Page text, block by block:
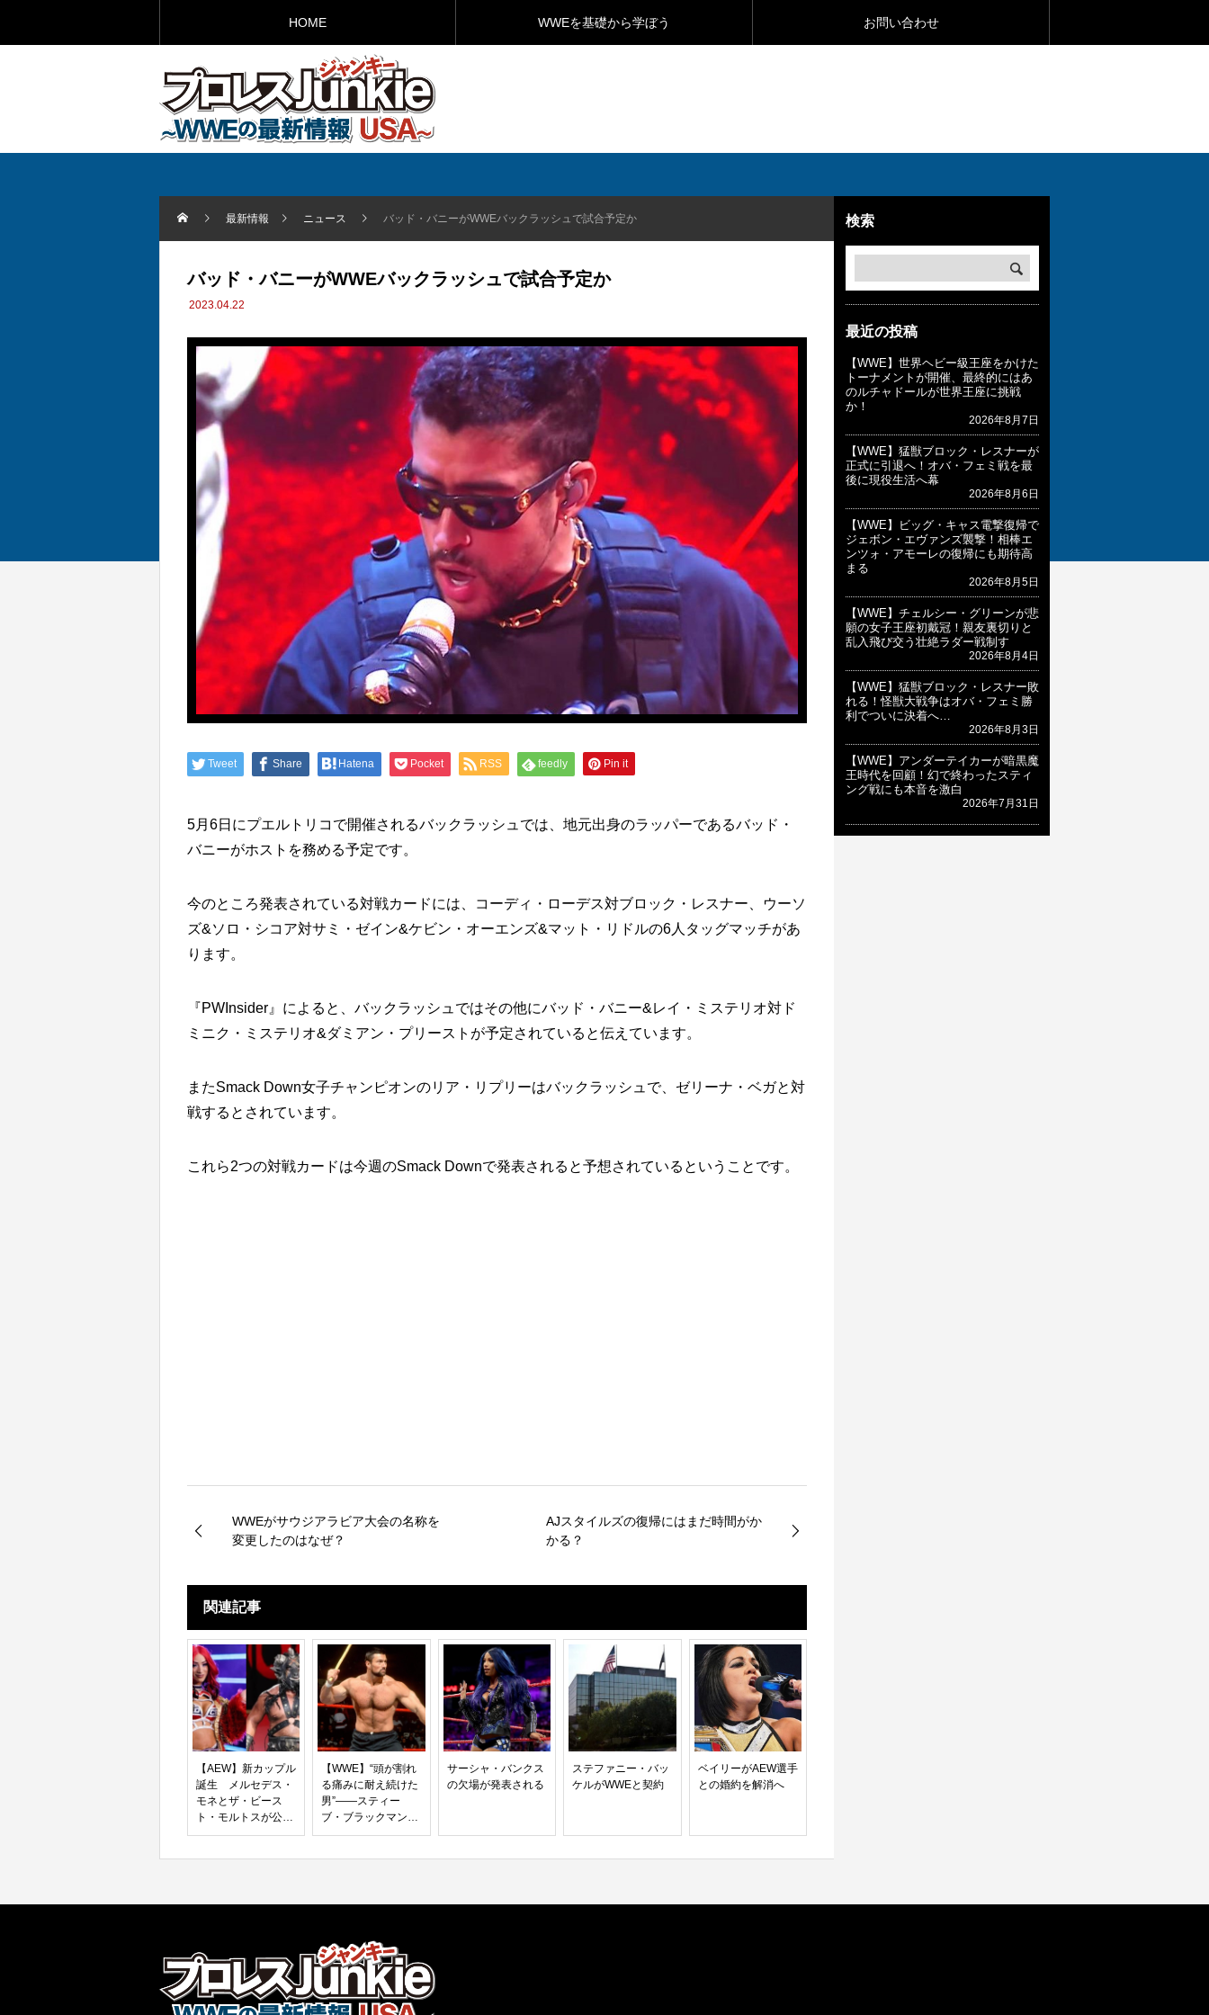
HOME WWEを基礎から学ぼう お問い合わせ
最新情報 ニュース バッド・バニーがWWEバックラッシュで試合予定か
バッド・バニーがWWEバックラッシュで試合予定か
2023.04.22
Tweet Share Hatena Pocket RSS feedly Pin it
5月6日にプエルトリコで開催されるバックラッシュでは、地元出身のラッパーであるバッド・
バニーがホストを務める予定です。
今のところ発表されている対戦カードには、コーディ・ローデス対ブロック・レスナー、ウーソ
ズ&ソロ・シコア対サミ・ゼイン&ケビン・オーエンズ&マット・リドルの6人タッグマッチがあ
ります。
『PWInsider』によると、バックラッシュではその他にバッド・バニー&レイ・ミステリオ対ド
ミニク・ミステリオ&ダミアン・プリーストが予定されていると伝えています。
またSmack Down女子チャンピオンのリア・リプリーはバックラッシュで、ゼリーナ・ベガと対
戦するとされています。
これら2つの対戦カードは今週のSmack Downで発表されると予想されているということです。
WWEがサウジアラビア大会の名称を
変更したのはなぜ？
AJスタイルズの復帰にはまだ時間がか
かる？
関連記事
【AEW】新カップル
誕生 メルセデス・
モネとザ・ビース
ト・モルトスが公認
交際スタート
【WWE】“頭が割れ
る痛みに耐え続けた
男”――スティー
ブ・ブラックマン、
WWE時代の80％を
サーシャ・バンクス
の欠場が発表される
ステファニー・バッ
ケルがWWEと契約
ベイリーがAEW選手
との婚約を解消へ
検索
最近の投稿
【WWE】世界ヘビー級王座をかけた
トーナメントが開催、最終的にはあ
のルチャドールが世界王座に挑戦
か！
2026年8月7日
【WWE】猛獣ブロック・レスナーが
正式に引退へ！オバ・フェミ戦を最
後に現役生活へ幕
2026年8月6日
【WWE】ビッグ・キャス電撃復帰で
ジェボン・エヴァンズ襲撃！相棒エ
ンツォ・アモーレの復帰にも期待高
まる
2026年8月5日
【WWE】チェルシー・グリーンが悲
願の女子王座初戴冠！親友裏切りと
乱入飛び交う壮絶ラダー戦制す
2026年8月4日
【WWE】猛獣ブロック・レスナー敗
れる！怪獣大戦争はオバ・フェミ勝
利でついに決着へ…
2026年8月3日
【WWE】アンダーテイカーが暗黒魔
王時代を回顧！幻で終わったスティ
ング戦にも本音を激白
2026年7月31日